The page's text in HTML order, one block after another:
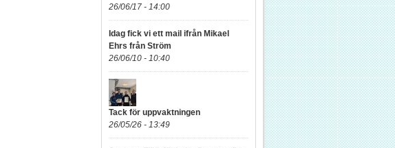
26/06/17 - 14:00
Idag fick vi ett mail ifrån Mikael
Ehrs från Ström
26/06/10 - 10:40
Tack för uppvaktningen
26/05/26 - 13:49